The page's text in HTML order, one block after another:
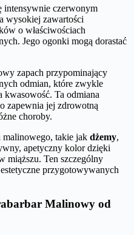
intensywnie czerwonym
wysokiej zawartości
o właściwościach
Jego ogonki mogą dorastać
zapach przypominający
odmian, które zwykle
kwasowość. Ta odmiana
zapewnia jej zdrowotną
choroby.
malinowego, takie jak dżemy,
apetyczny kolor dzięki
miąższu. Ten szczególny
przygotowywanych
Malinowy od